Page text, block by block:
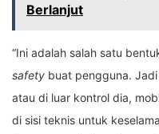
Berlanjut
“Ini adalah salah satu
safety buat pengguna.
atau di luar kontrol dia,
di sisi teknis untuk